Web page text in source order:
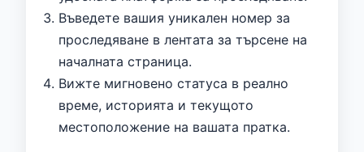
Въведете вашия уникален номер за
проследяване в лентата за търсене на
началната страница.
Вижте мигновено статуса в реално
време, историята и текущото
местоположение на вашата пратка.